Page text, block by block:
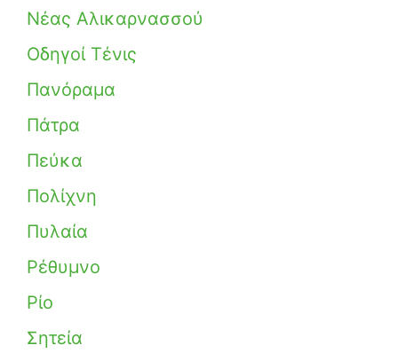
Νέας Αλικαρνασσού
Οδηγοί Τένις
Πανόραμα
Πάτρα
Πεύκα
Πολίχνη
Πυλαία
Ρέθυμνο
Ρίο
Σητεία